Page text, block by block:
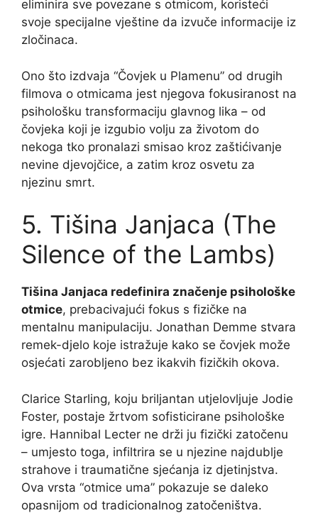
eliminira sve povezane s otmicom, koristeći
svoje specijalne vještine da izvuče informacije iz
zločinaca.
Ono što izdvaja “Čovjek u Plamenu” od drugih
filmova o otmicama jest njegova fokusiranost na
psihološku transformaciju glavnog lika – od
čovjeka koji je izgubio volju za životom do
nekoga tko pronalazi smisao kroz zaštićivanje
nevine djevojčice, a zatim kroz osvetu za
njezinu smrt.
5. Tišina Janjaca (The
Silence of the Lambs)
Tišina Janjaca redefinira značenje psihološke
otmice, prebacivajući fokus s fizičke na
mentalnu manipulaciju. Jonathan Demme stvara
remek-djelo koje istražuje kako se čovjek može
osjećati zarobljeno bez ikakvih fizičkih okova.
Clarice Starling, koju briljantan utjelovljuje Jodie
Foster, postaje žrtvom sofisticirane psihološke
igre. Hannibal Lecter ne drži ju fizički zatočenu
– umjesto toga, infiltrira se u njezine najdublje
strahove i traumatične sjećanja iz djetinjstva.
Ova vrsta “otmice uma” pokazuje se daleko
opasnijom od tradicionalnog zatočeništva.